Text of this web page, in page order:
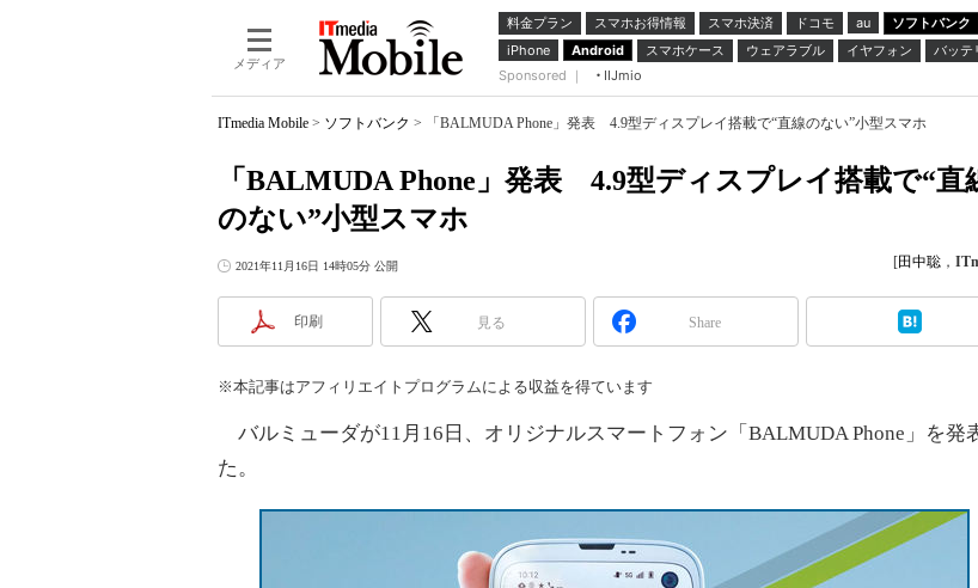
メディア
料金プラン スマホお得情報 スマホ決済 ドコモ au ソフトバンク
iPhone
Android スマホケース ウェアラブル イヤフォン バッテ
Sponsored ｜
IIJmio
ITmedia Mobile > ソフトバンク > 「BALMUDA Phone」発表 4.9型ディスプレイ搭載で“直線のない”小型スマホ
「BALMUDA Phone」発表 4.9型ディスプレイ搭載で“直
のない”小型スマホ
2021年11月16日 14時05分 公開 [田中聡 ，
印刷 見る Share
※本記事はアフィリエイトプログラムによる収益を得ています
バルミューダが11月16日、オリジナルスマートフォン「BALMUDA Phone」を発
た。